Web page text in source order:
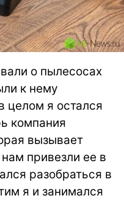
о пылесосах
к нему
целом я остался
компания
вызывает
привезли ее в
разобраться в
я и занимался